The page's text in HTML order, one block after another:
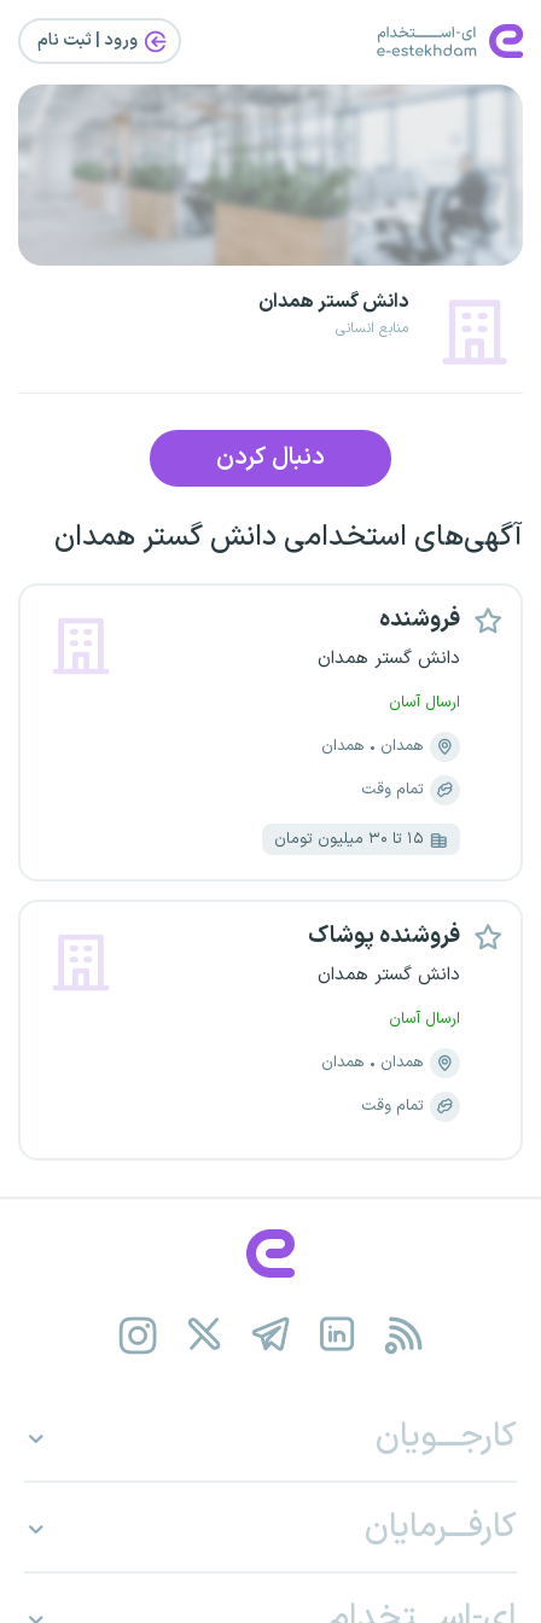
ورود | ثبت‌ نام
دانش گستر همدان
منابع انسانی
دنبال کردن
آگهی‌های استخدامی دانش گستر همدان
فروشنده
دانش گستر همدان
ارسال آسان
همدان
همدان
تمام وقت
۱۵ تا ۳۰ میلیون تومان
فروشنده پوشاک
دانش گستر همدان
ارسال آسان
همدان
همدان
تمام وقت
کارجـــویان
کارفـــرمایان